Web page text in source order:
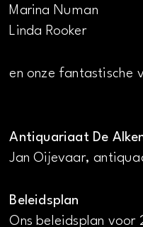
Marina Numan
Linda Rooker
en onze fantastische
Antiquariaat De
Jan Oijevaar,
Beleidsplan
Ons beleidsplan